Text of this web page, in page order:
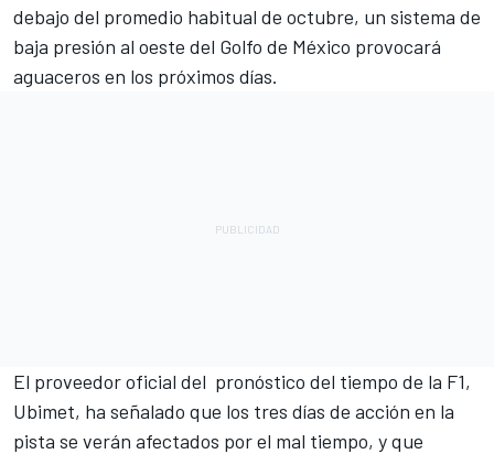
debajo del promedio habitual de octubre, un sistema de
baja presión al oeste del Golfo de México provocará
aguaceros en los próximos días.
El proveedor oficial del pronóstico del tiempo de la F1,
Ubimet, ha señalado que los tres días de acción en la
pista se verán afectados por el mal tiempo, y que